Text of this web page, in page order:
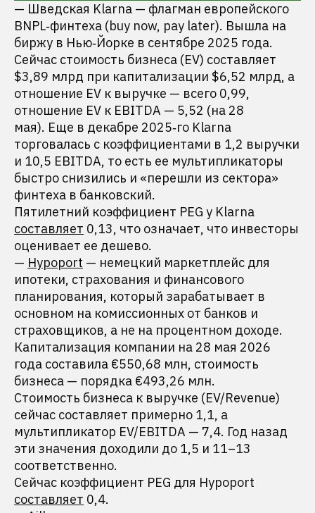
— Шведская Klarna — флагман европейского
BNPL‑финтеха (buy now, pay later). Вышла на
биржу в Нью‑Йорке в сентябре 2025 года.
Сейчас стоимость бизнеса (EV) составляет
$3,89 млрд при капитализации $6,52 млрд, а
отношение EV к выручке — всего 0,99,
отношение EV к EBITDA — 5,52 (на 28
мая). Еще в декабре 2025‑го Klarna
торговалась с коэффициентами в 1,2 выручки
и 10,5 EBITDA, то есть ее мультипликаторы
быстро снизились и «перешли из сектора»
финтеха в банковский.
Пятилетний коэффициент PEG у Klarna
составляет 0,13, что означает, что инвесторы
оценивает ее дешево.
— Hypoport — немецкий маркетплейс для
ипотеки, страхования и финансового
планирования, который зарабатывает в
основном на комиссионных от банков и
страховщиков, а не на процентном доходе.
Капитализация компании на 28 мая 2026
года составила €550,68 млн, стоимость
бизнеса — порядка €493,26 млн.
Стоимость бизнеса к выручке (EV/Revenue)
сейчас составляет примерно 1,1, а
мультипликатор EV/EBITDA — 7,4. Год назад
эти значения доходили до 1,5 и 11–13
соответственно.
Сейчас коэффициент PEG для Hypoport
составляет 0,4.